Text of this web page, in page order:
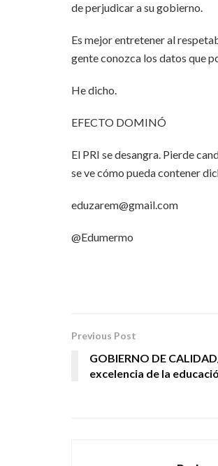
de perjudicar a su gobierno.
Es mejor entretener al
gente conozca los datos que
He dicho.
EFECTO DOMINÓ
El PRI se desangra. Pierde
se ve cómo pueda contener
eduzarem@gmail.com
@Edumermo
Previous Post
GOBIERNO DE
excelencia de la